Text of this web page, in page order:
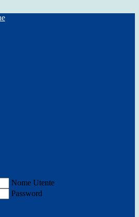
Nome Utente
Password